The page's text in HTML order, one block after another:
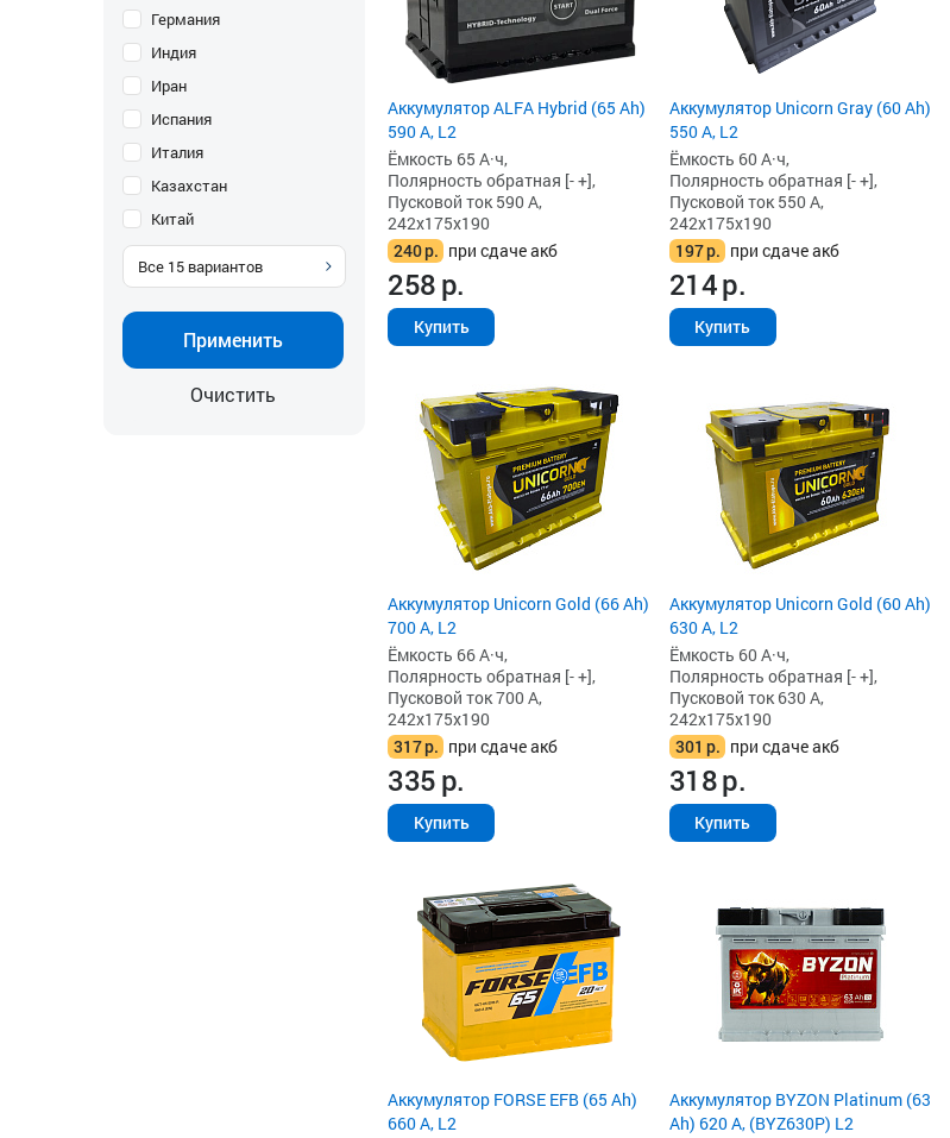
Германия
Индия
Иран
Испания
Италия
Казахстан
Китай
Все 15 вариантов
Применить
Очистить
Аккумулятор ALFA Hybrid (65 Ah)
590 А, L2
Ёмкость 65 А·ч,
Полярность обратная [- +],
Пусковой ток 590 А,
242x175x190
240р. при сдаче акб
258р.
Купить
Аккумулятор Unicorn Gray (60 Ah)
550 А, L2
Ёмкость 60 А·ч,
Полярность обратная [- +],
Пусковой ток 550 А,
242x175x190
197р. при сдаче акб
214р.
Купить
Аккумулятор Unicorn Gold (66 Ah)
700 А, L2
Ёмкость 66 А·ч,
Полярность обратная [- +],
Пусковой ток 700 А,
242x175x190
317р. при сдаче акб
335р.
Купить
Аккумулятор Unicorn Gold (60 Ah)
630 А, L2
Ёмкость 60 А·ч,
Полярность обратная [- +],
Пусковой ток 630 А,
242x175x190
301 р. при сдаче акб
318р.
Купить
Аккумулятор FORSE EFB (65 Ah)
660 А, L2
Аккумулятор BYZON Platinum (63
Ah) 620 А, (BYZ630P) L2